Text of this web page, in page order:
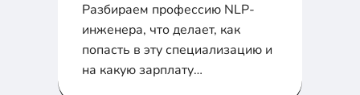
Разбираем профессию NLP-
инженера, что делает, как
попасть в эту специализацию и
на какую зарплату